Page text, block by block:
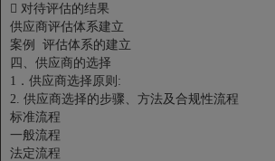
 对待评估的结果
供应商评估体系建立
案例 评估体系的建立
四、供应商的选择
1．供应商选择原则:
2. 供应商选择的步骤、方法及合规性流程
标准流程
一般流程
法定流程